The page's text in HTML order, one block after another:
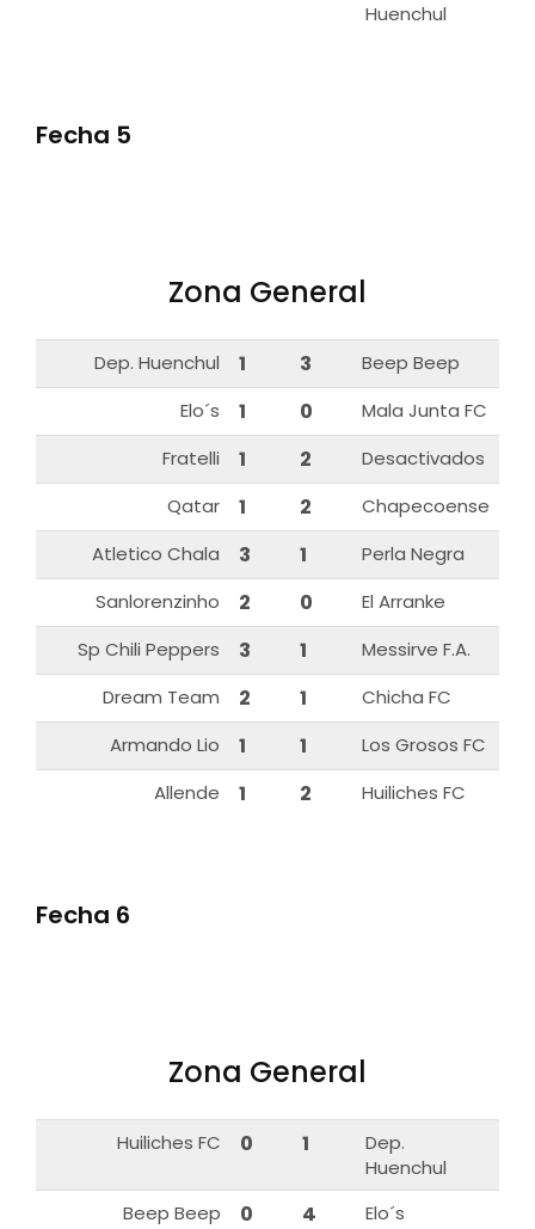
Huenchul
Fecha 5
Zona General
Dep. Huenchul 1 3
Beep Beep
Elo´s
1 0
Mala Junta FC
Fratelli
1 2
Desactivados
Qatar
1 2
Chapecoense
Atletico Chala
3 1
Perla Negra
Sanlorenzinho
2 0
El Arranke
Sp Chili Peppers
3 1
Messirve F.A.
Dream Team
2 1
Chicha FC
Armando Lio
1 1
Los Grosos FC
Allende
1 2 Huiliches FC
Fecha 6
Zona General
Huiliches FC 0 1
Dep.
Huenchul
Beep Beep
0 4
Elo´s